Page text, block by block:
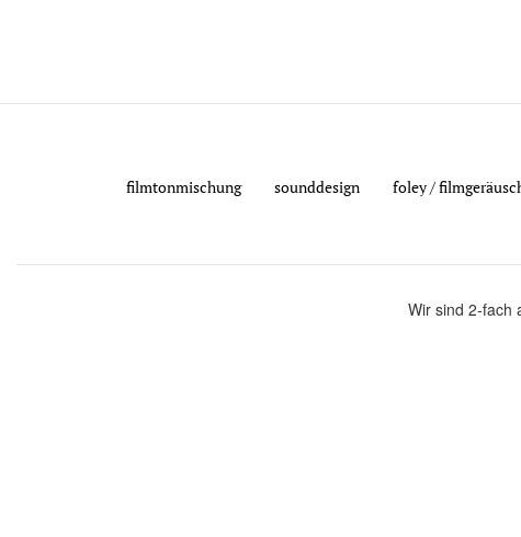
filmtonmischung sounddesign foley /
Wir sind 2-fach